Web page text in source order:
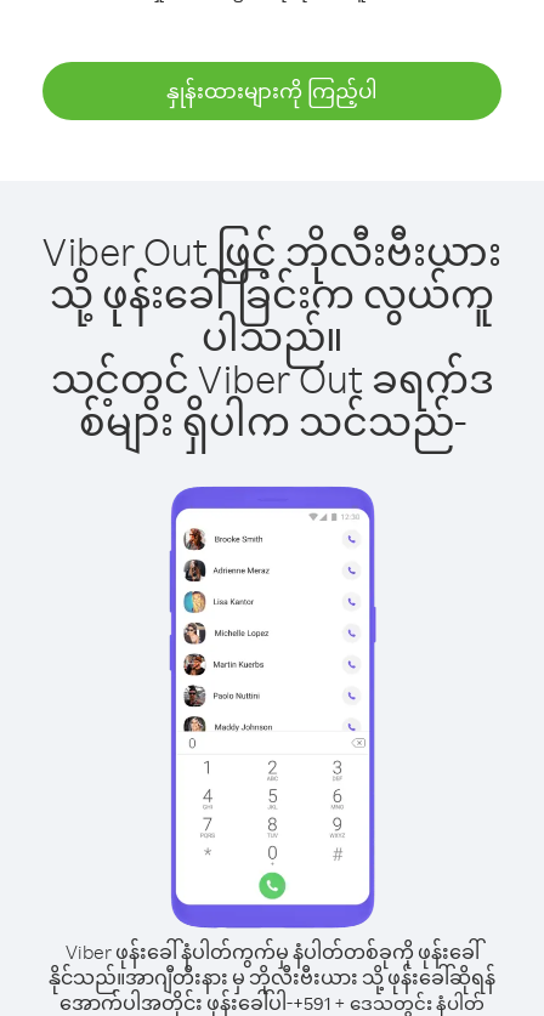
နှုန်းထားများကို ကြည့်ပါ
Viber Out ဖြင့် ဘိုလီးဗီးယား
သို့ ဖုန်းခေါ်ခြင်းက လွယ်ကူ
ပါသည်။
သင့်တွင် Viber Out ခရက်ဒ
စ်များ ရှိပါက သင်သည်-
Viber ဖုန်းခေါ်နံပါတ်ကွက်မှ နံပါတ်တစ်ခုကို ဖုန်းခေါ်
နိုင်သည်။အာဂျီတီးနား မှ ဘိုလီးဗီးယား သို့ ဖုန်းခေါ်ဆိုရန်
အောက်ပါအတိုင်း ဖုန်းခေါ်ပါ-+591 + ဒေသတွင်း နံပါတ်